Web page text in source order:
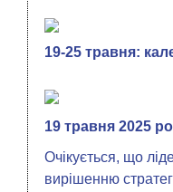
19-25 травня:
19 травня 2025
Очікується, що
вирішенню